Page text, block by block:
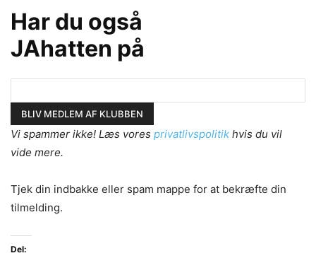
Har du også
JAhatten på
Vi spammer ikke! Læs vores privatlivspolitik hvis du vil
vide mere.
Tjek din indbakke eller spam mappe for at bekræfte din
tilmelding.
Del: